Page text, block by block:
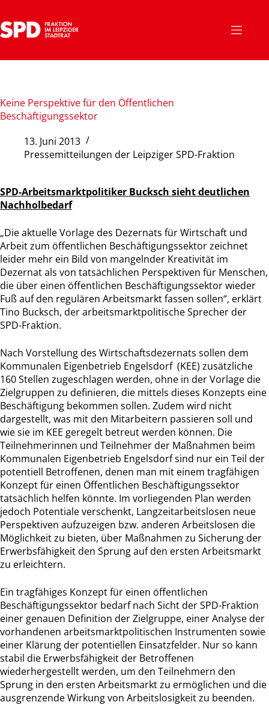
Inhalt
springen
Keine Perspektive für den Öffentlichen
Beschäftigungssektor
13. Juni 2013
Pressemitteilungen der Leipziger SPD-Fraktion
SPD-Arbeitsmarktpolitiker Bucksch sieht deutlichen
Nachholbedarf
„Die aktuelle Vorlage des Dezernats für Wirtschaft und
Arbeit zum öffentlichen Beschäftigungssektor zeichnet
leider mehr ein Bild von mangelnder Kreativität im
Dezernat als von tatsächlichen Perspektiven für Menschen,
die über einen öffentlichen Beschäftigungssektor wieder
Fuß auf den regulären Arbeitsmarkt fassen sollen“, erklärt
Tino Bucksch, der arbeitsmarktpolitische Sprecher der
SPD-Fraktion.
Nach Vorstellung des Wirtschaftsdezernats sollen dem
Kommunalen Eigenbetrieb Engelsdorf (KEE) zusätzliche
160 Stellen zugeschlagen werden, ohne in der Vorlage die
Zielgruppen zu definieren, die mittels dieses Konzepts eine
Beschäftigung bekommen sollen. Zudem wird nicht
dargestellt, was mit den Mitarbeitern passieren soll und
wie sie im KEE geregelt betreut werden können. Die
Teilnehmerinnen und Teilnehmer der Maßnahmen beim
Kommunalen Eigenbetrieb Engelsdorf sind nur ein Teil der
potentiell Betroffenen, denen man mit einem tragfähigen
Konzept für einen Öffentlichen Beschäftigungssektor
tatsächlich helfen könnte. Im vorliegenden Plan werden
jedoch Potentiale verschenkt, Langzeitarbeitslosen neue
Perspektiven aufzuzeigen bzw. anderen Arbeitslosen die
Möglichkeit zu bieten, über Maßnahmen zu Sicherung der
Erwerbsfähigkeit den Sprung auf den ersten Arbeitsmarkt
zu erleichtern.
Ein tragfähiges Konzept für einen öffentlichen
Beschäftigungssektor bedarf nach Sicht der SPD-Fraktion
einer genauen Definition der Zielgruppe, einer Analyse der
vorhandenen arbeitsmarktpolitischen Instrumenten sowie
einer Klärung der potentiellen Einsatzfelder. Nur so kann
stabil die Erwerbsfähigkeit der Betroffenen
wiederhergestellt werden, um den Teilnehmern den
Sprung in den ersten Arbeitsmarkt zu ermöglichen und die
ausgrenzende Wirkung von Arbeitslosigkeit zu beenden.